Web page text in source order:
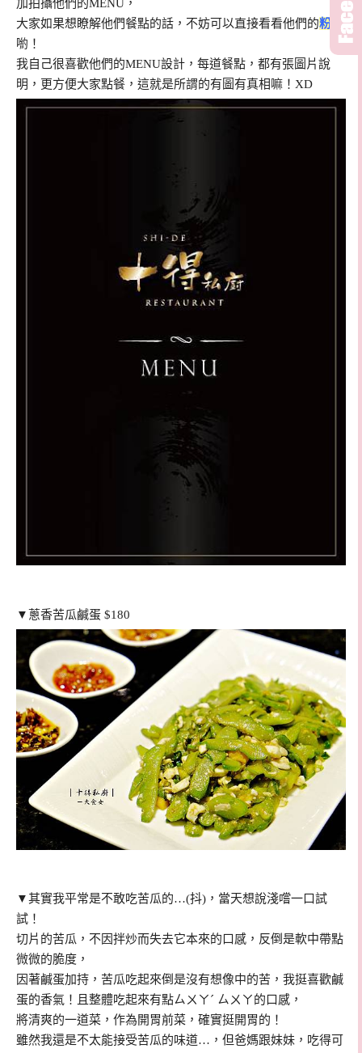
加拍攝他們的MENU，
大家如果想瞭解他們餐點的話，不妨可以直接看看他們的粉專
喲！
我自己很喜歡他們的MENU設計，每道餐點，都有張圖片說
明，更方便大家點餐，這就是所謂的有圖有真相嘛！XD
▼蔥香苦瓜鹹蛋 $180
▼其實我平常是不敢吃苦瓜的…(抖)，當天想說淺嚐一口試
試！
切片的苦瓜，不因拌炒而失去它本來的口感，反倒是軟中帶點
微微的脆度，
因著鹹蛋加持，苦瓜吃起來倒是沒有想像中的苦，我挺喜歡鹹
蛋的香氣！且整體吃起來有點ㄙㄨㄚˊ ㄙㄨㄚ的口感，
將清爽的一道菜，作為開胃前菜，確實挺開胃的！
雖然我還是不太能接受苦瓜的味道…，但爸媽跟妹妹，吃得可